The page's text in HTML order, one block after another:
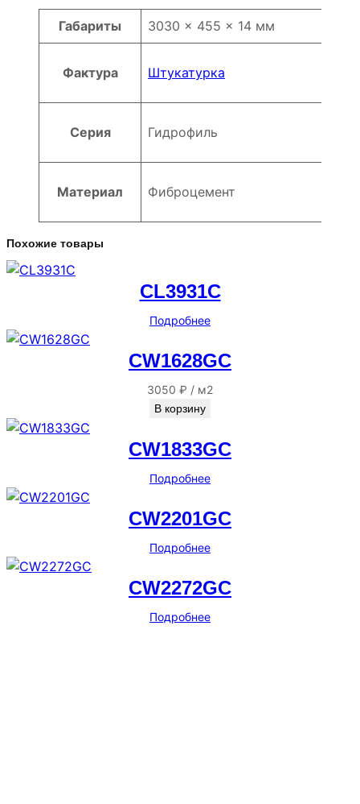
Атрибуты Значение
Габариты 3030 × 455 × 14 мм
Фактура Штукатурка
Серия Гидрофиль
Материал Фиброцемент
Похожие товары
CL3931C
Подробнее
CW1628GC
3050 ₽ / м2
В корзину
CW1833GC
Подробнее
CW2201GC
Подробнее
CW2272GC
Подробнее